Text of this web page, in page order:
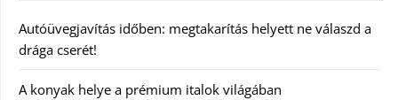
Autóüvegjavítás időben: megtakarítás helyett ne válaszd a
drága cserét!
A konyak helye a prémium italok világában